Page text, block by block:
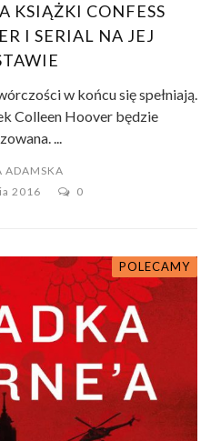
KSIĄŻKI CONFESS
I SERIAL NA JEJ
w końcu się spełniają.
Colleen Hoover będzie
...
ADAMSKA
2016
0
POLECAMY